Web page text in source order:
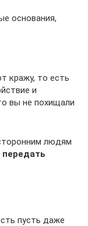
основания,
кражу, то есть
и
вы не похищали
людям
передать
пусть даже